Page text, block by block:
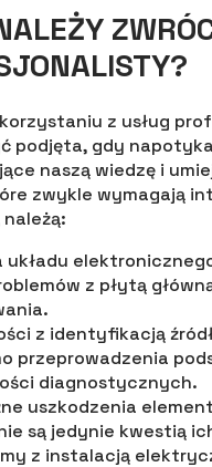
z usług
podjęta, gdy
naszą wiedzę i
zwykle wymagają
układu
z płytą
z identyfikacją
przeprowadzenia
diagnostycznych.
uszkodzenia
są jedynie kwestią
z instalacją